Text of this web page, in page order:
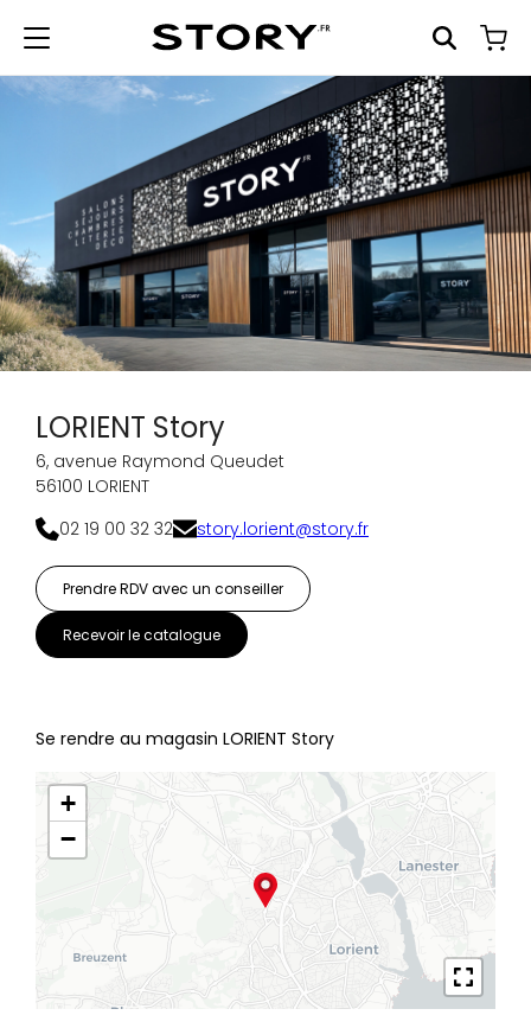
LORIENT Story
6, avenue Raymond Queudet
56100 LORIENT
02 19 00 32 32
story.lorient@story.fr
Prendre RDV avec un conseiller
Recevoir le catalogue
Se rendre au magasin LORIENT Story
+
−